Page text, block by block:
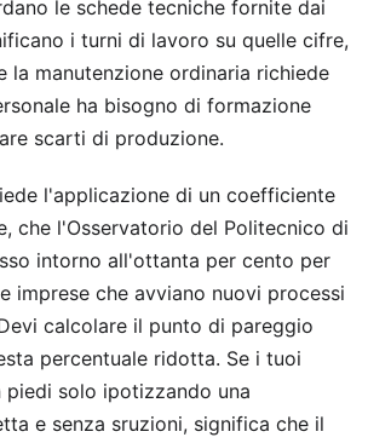
le schede tecniche fornite dai
i turni di lavoro su quelle cifre,
la manutenzione ordinaria richiede
ha bisogno di formazione
scarti di produzione.
l'applicazione di un coefficiente
che l'Osservatorio del Politecnico di
intorno all'ottanta per cento per
imprese che avviano nuovi processi
calcolare il punto di pareggio
percentuale ridotta. Se i tuoi
piedi solo ipotizzando una
e senza sruzioni, significa che il